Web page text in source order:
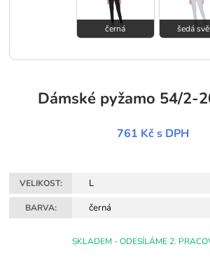
černá šedá
Dámské pyžamo 54/2-
761 Kč s DPH
VELIKOST:
BARVA:
SKLADEM - ODESÍLÁME 2.